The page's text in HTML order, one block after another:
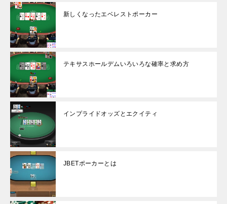
新しくなったエベレストポーカー
テキサスホールデムいろいろな確率と求め方
インプライドオッズとエクイティ
JBETポーカーとは